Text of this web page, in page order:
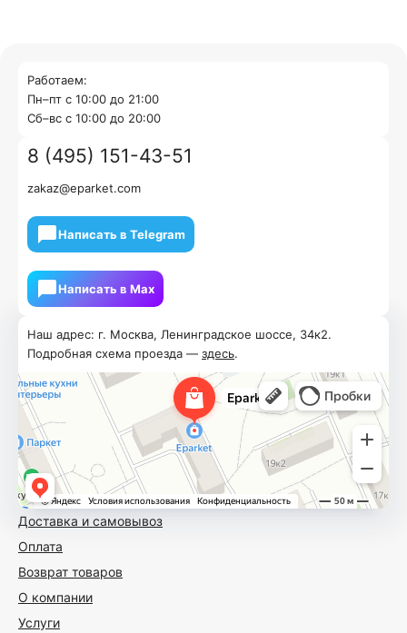
Доставка и самовывоз
Оплата
Возврат товаров
О компании
Услуги
Наш адрес: г. Москва, Ленинградское шоссе, 34к2.
Подробная схема проезда — здесь.
Работаем:
Пн–пт с 10:00 до 21:00
Cб–вс с 10:00 до 20:00
8 (495) 151-43-51
zakaz@eparket.com
Написать в Telegram
Написать в Мах